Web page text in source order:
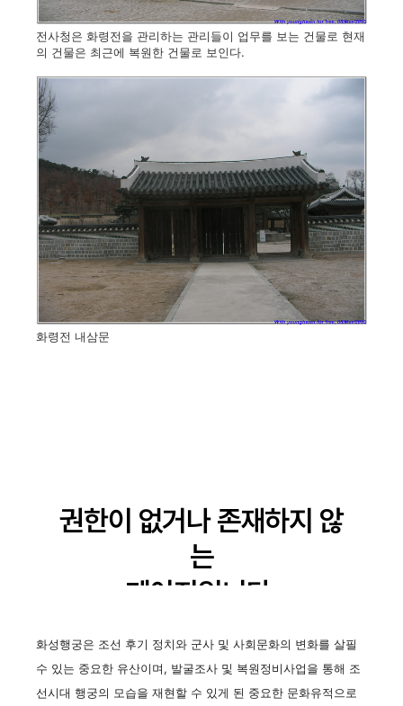
전사청은 화령전을 관리하는 관리들이 업무를 보는 건물로 현재
의 건물은 최근에 복원한 건물로 보인다.
화령전 내삼문
화성행궁은 조선 후기 정치와 군사 및 사회문화의 변화를 살필
수 있는 중요한 유산이며, 발굴조사 및 복원정비사업을 통해 조
선시대 행궁의 모습을 재현할 수 있게 된 중요한 문화유적으로